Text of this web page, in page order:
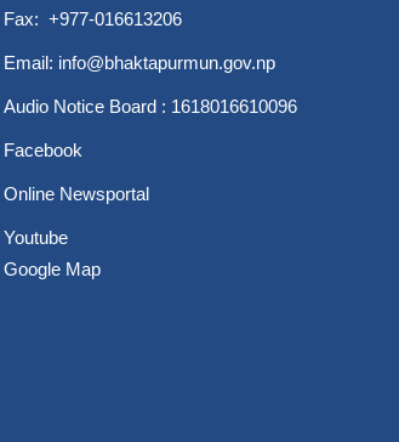
Fax: +977-016613206
Email: info@bhaktapurmun.gov.np
Audio Notice Board : 1618016610096
Facebook
Online Newsportal
Youtube
Google Map